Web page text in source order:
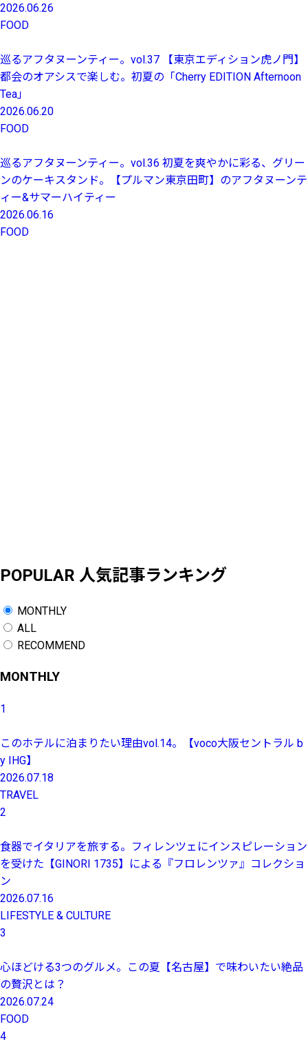
2026.06.26
FOOD
巡るアフタヌーンティー。vol.37 【東京エディション虎ノ門】
都会のオアシスで楽しむ。初夏の「Cherry EDITION Afternoon
Tea」
2026.06.20
FOOD
巡るアフタヌーンティー。vol.36 初夏を爽やかに彩る、グリー
ンのケーキスタンド。【プルマン東京田町】のアフタヌーンテ
ィー&サマーハイティー
2026.06.16
FOOD
POPULAR 人気記事ランキング
MONTHLY
ALL
RECOMMEND
MONTHLY
1
このホテルに泊まりたい理由vol.14。【voco大阪セントラル b
y IHG】
2026.07.18
TRAVEL
2
食器でイタリアを旅する。フィレンツェにインスピレーション
を受けた【GINORI 1735】による『フロレンツァ』コレクショ
ン
2026.07.16
LIFESTYLE & CULTURE
3
心ほどける3つのグルメ。この夏【名古屋】で味わいたい絶品
の贅沢とは？
2026.07.24
FOOD
4